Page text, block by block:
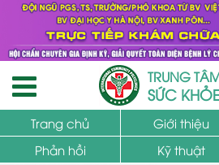
TRUNG
SỨC
Trang chủ Giới thiệu
Phản hồi
Kỹ thuật